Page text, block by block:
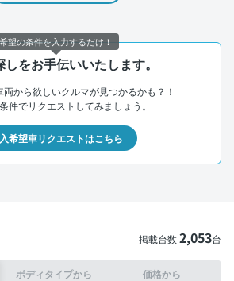
をお手伝いいたします。
から欲しいクルマが見つかるかも？！
件でリクエストしてみましょう。
希望車リクエストはこちら
掲載台数2,053台
ボディタイプから 価格から
希望の条件を入力するだけ！